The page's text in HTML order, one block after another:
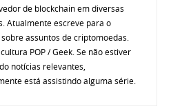
de blockchain em diversas
Atualmente escreve para o
assuntos de criptomoedas.
POP / Geek. Se não estiver
notícias relevantes,
está assistindo alguma série.